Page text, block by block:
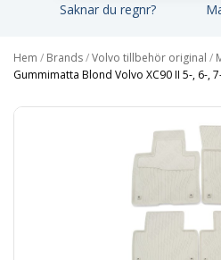
Saknar du regnr?
Hem / Brands/Volvo tillbehör original /
Gummimatta Blond Volvo XC90 II 5-, 6-,